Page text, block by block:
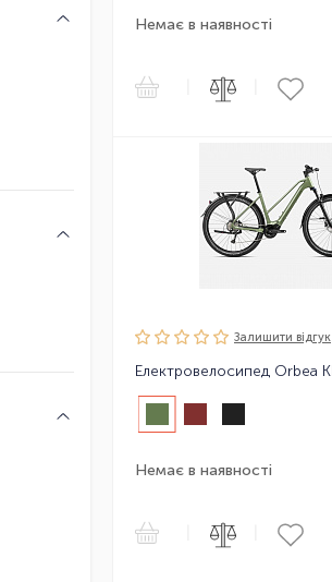
Немає в наявності
Залишити вiдгук
Немає в наявності